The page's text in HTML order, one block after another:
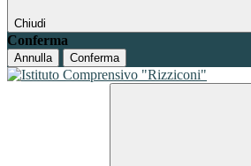
Chiudi
Conferma
Annulla Conferma